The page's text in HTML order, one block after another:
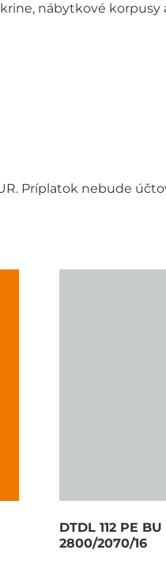
nábytkové korpusy
Príplatok nebude
DTDL 112 PE
2800/2070/16